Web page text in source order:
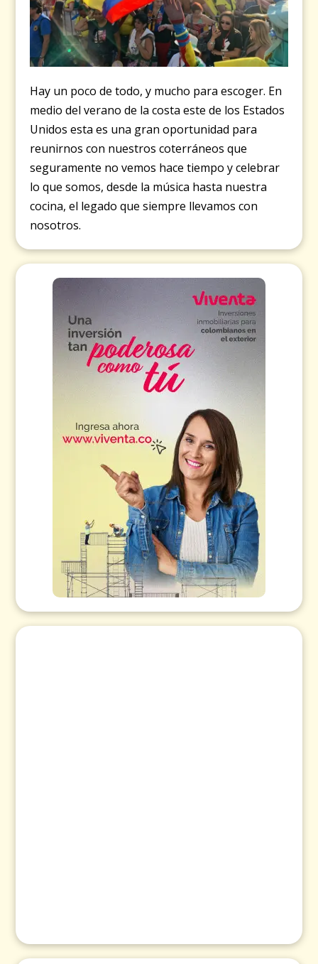
Hay un poco de todo, y mucho para escoger. En
medio del verano de la costa este de los Estados
Unidos esta es una gran oportunidad para
reunirnos con nuestros coterráneos que
seguramente no vemos hace tiempo y celebrar
lo que somos, desde la música hasta nuestra
cocina, el legado que siempre llevamos con
nosotros.